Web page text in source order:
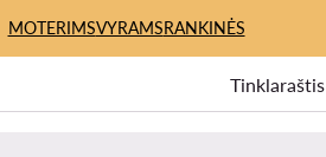
MOTERIMSVYRAMSRANKINĖS
Tinklaraštis